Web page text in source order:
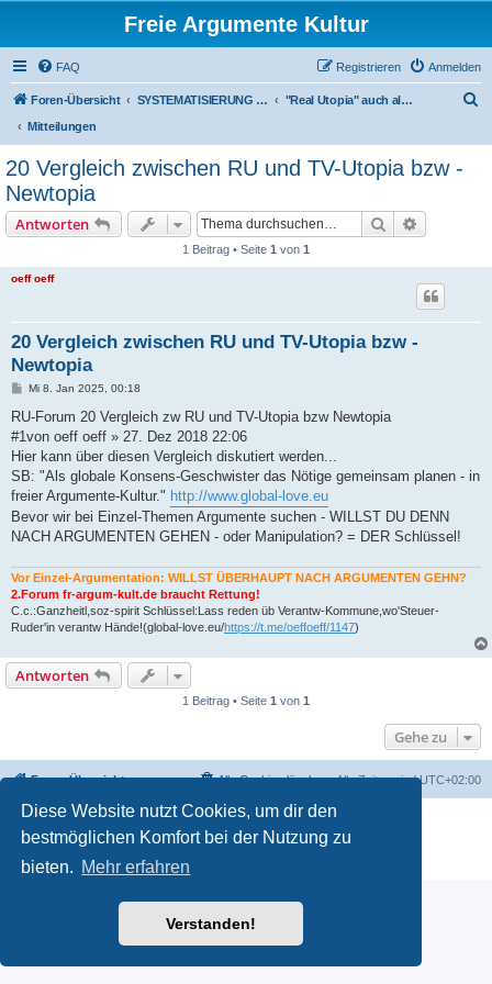
Diese Website nutzt Cookies, um dir den
bestmöglichen Komfort bei der Nutzung zu
bieten. Mehr erfahren
Verstanden!
Freie Argumente Kultur
FAQ Anmelden
Registrieren
Foren-Übersicht SYSTEMATISIERUNG VON INHALTEN IN WISSENSCHAFTLICHER RICHTUNG
"Real Utopia" auch als neuer Wissenschafts-Ansatz
Mitteilungen
20 Vergleich zwischen RU und TV-Utopia bzw -
Newtopia
Antworten Suche
1 Beitrag • Seite 1 von 1
oeff oeff
20 Vergleich zwischen RU und TV-Utopia bzw -
Newtopia
B
i
r
a
Mi 8. Jan 2025, 00:18
RU-Forum 20 Vergleich zw RU und TV-Utopia bzw Newtopia
#1von oeff oeff » 27. Dez 2018 22:06
Hier kann über diesen Vergleich diskutiert werden...
SB: "Als globale Konsens-Geschwister das Nötige gemeinsam planen - in
freier Argumente-Kultur." http://www.global-love.eu
Bevor wir bei Einzel-Themen Argumente suchen - WILLST DU DENN
NACH ARGUMENTEN GEHEN - oder Manipulation? = DER Schlüssel!
Vor Einzel-Argumentation: WILLST ÜBERHAUPT NACH ARGUMENTEN GEHN?
2.Forum fr-argum-kult.de braucht Rettung!
C.c.:Ganzheitl,soz-spirit Schlüssel:Lass reden üb Verantw-Kommune,wo'Steuer-
Ruder'in verantw Hände!(global-love.eu/https://t.me/oeffoeff/1147)
Antworten
1 Beitrag • Seite 1 von 1
Gehe zu
Foren-Übersicht Alle Zeiten sindUTC+02:00
Alle Cookies löschen
Powered byphpBB® Forum Software © phpBB Limited
Deutsche Übersetzung durchphpBB.de
Datenschutz